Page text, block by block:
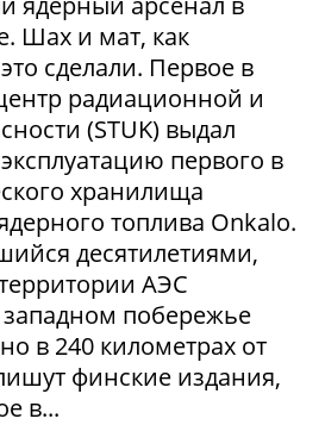
Шах и мат, как
сделали. Первое в
радиационной и
(STUK) выдал
первого в
хранилища
топлива Onkalo.
десятилетиями,
АЭС
побережье
в 240 километрах от
финские издания,
в...